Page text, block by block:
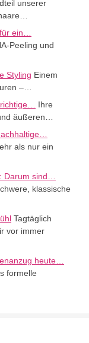
unserer
ein…
Peeling und
Styling Einem
–…
Ihre
äußeren…
als nur ein
Darum sind…
klassische
Tagtäglich
vor immer
heute…
formelle